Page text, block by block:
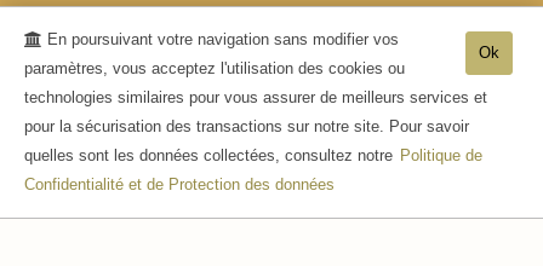
l'Europe02850Trélou sur Marne
Tél. +33 (0)3 23 70 26 20
- L'abus d'alcool est dangereux pour la santé, sachez consommer avec
modération. La vente d'alcool aux mineurs de moins de 18 ans est interdite. -
© 2003-2026 Champagne METEYER Père & Fils -Réalisation enovanet-Moteur
Ok
En poursuivant votre navigation sans modifier vos
paramètres, vous acceptez l'utilisation des cookies ou
technologies similaires pour vous assurer de meilleurs services et
pour la sécurisation des transactions sur notre site. Pour savoir
quelles sont les données collectées, consultez notre Politique de
Confidentialité et de Protection des données